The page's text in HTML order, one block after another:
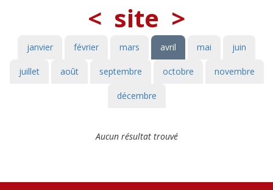
< site >
janvier février mars avril mai juin
juillet août septembre octobre novembre
décembre
Aucun résultat trouvé